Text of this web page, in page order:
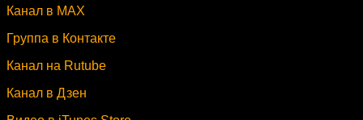
Канал в MAX
Группа в Контакте
Канал на Rutube
Канал в Дзен